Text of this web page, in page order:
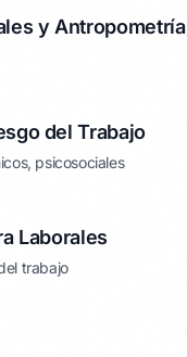
y Antropometría
del Trabajo
psicosociales
Laborales
trabajo